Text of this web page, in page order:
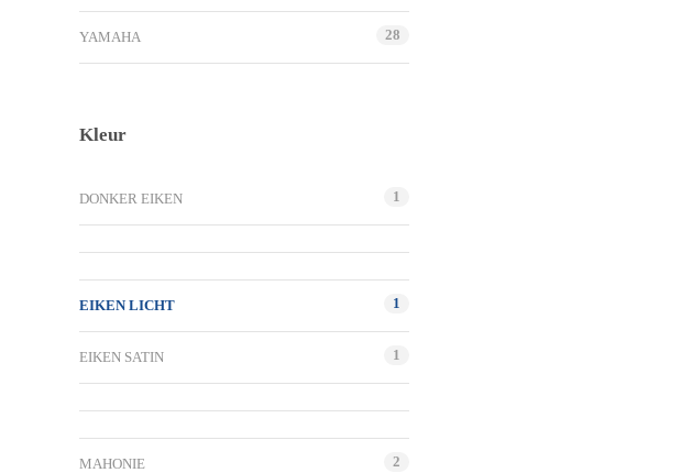
YAMAHA 28
Kleur
DONKER EIKEN 1
EIKEN LICHT 1
EIKEN SATIN 1
MAHONIE 2